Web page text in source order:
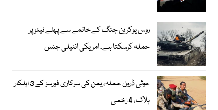
روس یوکرین جنگ کے خاتمے سے پہلے نیٹو پر
حملہ کرسکتا ہے، امریکی انٹیلی جنس
حوثی ڈرون حملہ، یمن کی سرکاری فورسز کے 3 اہلکار
ہلاک، 4 زخمی